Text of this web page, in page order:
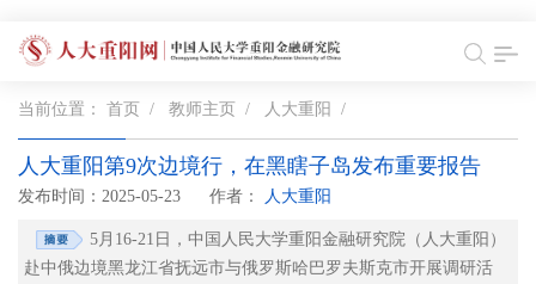
当前位置： 首页 / 教师主页 / 人大重阳 /
人大重阳第9次边境行，在黑瞎子岛发布重要报告
发布时间：2025-05-23 作者： 人大重阳
5月16-21日，中国人民大学重阳金融研究院（人大重阳）
赴中俄边境黑龙江省抚远市与俄罗斯哈巴罗夫斯克市开展调研活